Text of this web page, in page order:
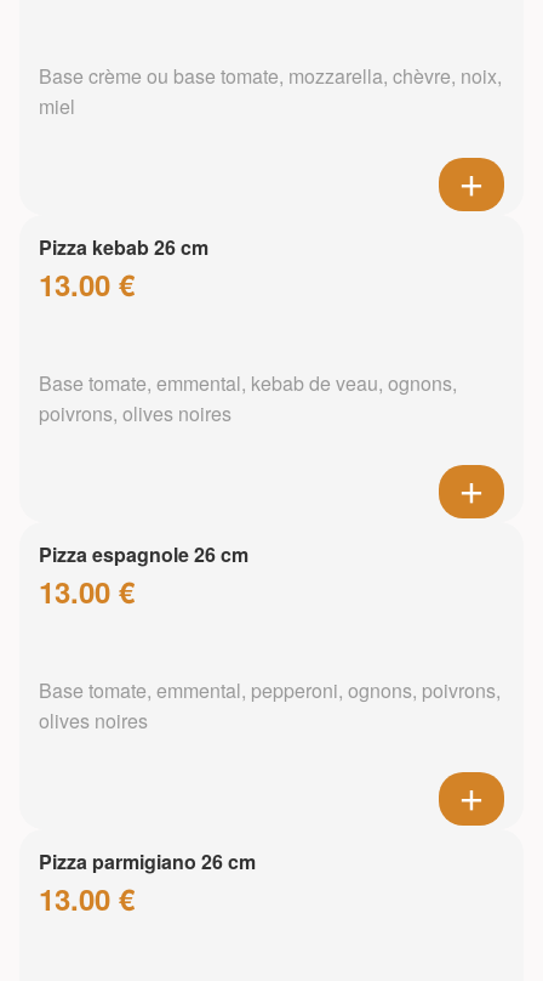
Base crème ou base tomate, mozzarella, chèvre, noix,
miel
Pizza kebab 26 cm
13.00 €
Base tomate, emmental, kebab de veau, ognons,
poivrons, olives noires
Pizza espagnole 26 cm
13.00 €
Base tomate, emmental, pepperoni, ognons, poivrons,
olives noires
Pizza parmigiano 26 cm
13.00 €